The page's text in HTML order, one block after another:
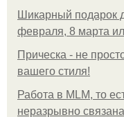
Шикарный подарок
февраля, 8 марта
Прическа - не
вашего стиля!
Работа в MLM, то
неразрывно